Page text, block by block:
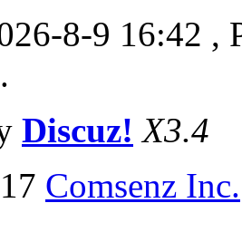
8-9 16:42 ,
Discuz! X3.4
Comsenz Inc.